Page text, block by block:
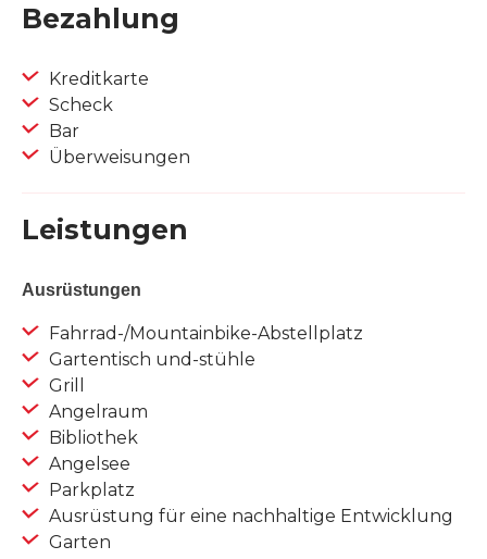
Bezahlung
Kreditkarte
Scheck
Bar
Überweisungen
Leistungen
Ausrüstungen
Fahrrad-/Mountainbike-Abstellplatz
Gartentisch und-stühle
Grill
Angelraum
Bibliothek
Angelsee
Parkplatz
Ausrüstung für eine nachhaltige Entwicklung
Garten